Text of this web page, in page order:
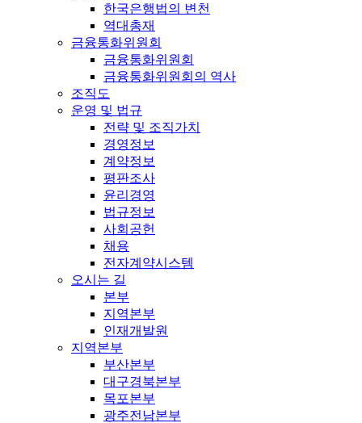
한국은행법의 변천
역대총재
금융통화위원회
금융통화위원회
금융통화위원회의 역사
조직도
운영 및 법규
전략 및 조직가치
경영정보
계약정보
평판조사
윤리경영
법규정보
사회공헌
채용
전자계약시스템
오시는 길
본부
지역본부
인재개발원
지역본부
부산본부
대구경북본부
목포본부
광주전남본부